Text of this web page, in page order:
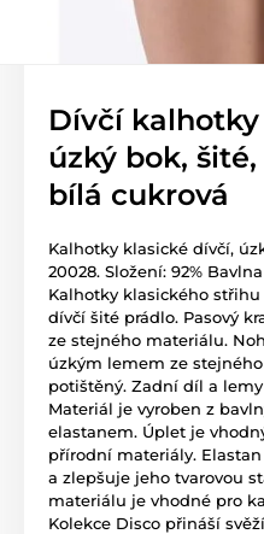
Dívčí
úzký bok,
bílá cukrová
Kalhotky klasické dívčí,
20028. Složení: 92%
Kalhotky klasického
dívčí šité prádlo. Pasový
ze stejného materiálu.
úzkým lemem ze
potištěný. Zadní díl a
Materiál je vyroben z
elastanem. Úplet je
přírodní materiály.
a zlepšuje jeho tvarovou
materiálu je vhodné pro
Kolekce Disco přináší